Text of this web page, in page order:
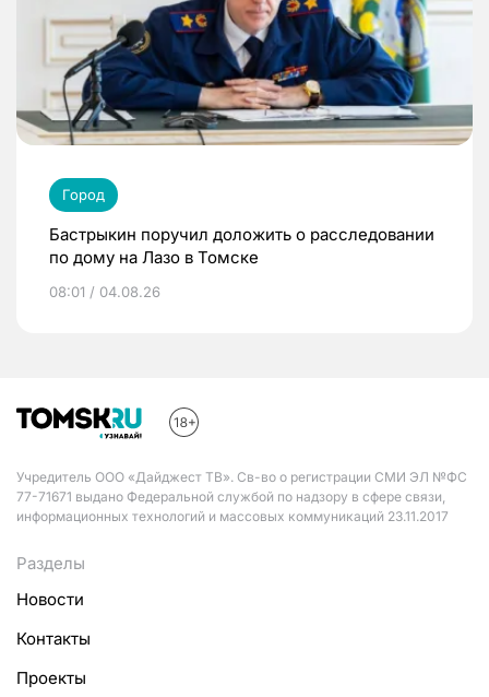
Город
Бастрыкин поручил доложить о расследовании
по дому на Лазо в Томске
08:01 / 04.08.26
Учредитель ООО «Дайджест ТВ». Св-во о регистрации СМИ ЭЛ №ФС
77-71671 выдано Федеральной службой по надзору в сфере связи,
информационных технологий и массовых коммуникаций 23.11.2017
Разделы
Новости
Контакты
Проекты